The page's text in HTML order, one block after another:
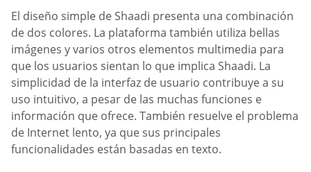
El diseño simple de Shaadi presenta una combinación
de dos colores. La plataforma también utiliza bellas
imágenes y varios otros elementos multimedia para
que los usuarios sientan lo que implica Shaadi. La
simplicidad de la interfaz de usuario contribuye a su
uso intuitivo, a pesar de las muchas funciones e
información que ofrece. También resuelve el problema
de Internet lento, ya que sus principales
funcionalidades están basadas en texto.